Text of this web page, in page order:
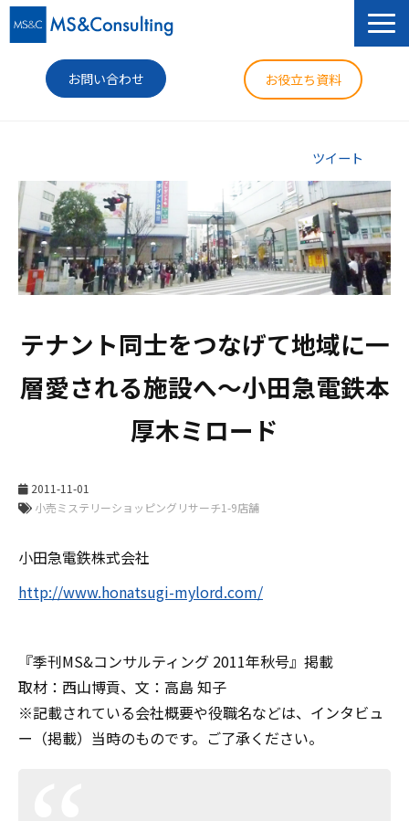
お問い合わせ お役立ち資料
セミナー
導入事例
コラム
企業情報
ツイート
テナント同士をつなげて地域に一
層愛される施設へ～小田急電鉄本
2011-11-01
小田急電鉄株式会社
http://www.honatsugi-mylord.com/
『季刊MS&コンサルティング 2011年秋号』掲載
取材：西山博貢、文：高島 知子
※記載されている会社概要や役職名などは、インタビュ
ー（掲載）当時のものです。ご了承ください。